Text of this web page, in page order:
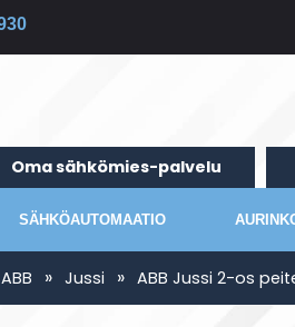
Oma sähkömies-palvelu
SÄHKÖAUTOMAATIO
ABB » Jussi » ABB Jussi 2-os